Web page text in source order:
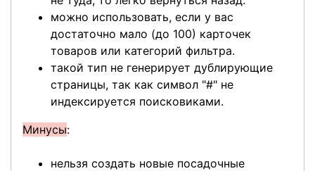
можно использовать, если у вас
достаточно мало (до 100) карточек
товаров или категорий фильтра.
такой тип не генерирует дублирующие
страницы, так как символ "#" не
индексируется поисковиками.
Минусы:
нельзя создать новые посадочные